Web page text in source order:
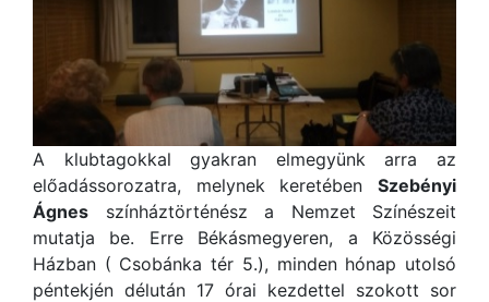
A klubtagokkal gyakran elmegyünk arra az
előadássorozatra, melynek keretében Szebényi
Ágnes színháztörténész a Nemzet Színészeit
mutatja be. Erre Békásmegyeren, a Közösségi
Házban ( Csobánka tér 5.), minden hónap utolsó
péntekjén délután 17 órai kezdettel szokott sor